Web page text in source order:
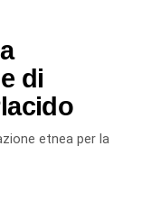
di
etnea per la